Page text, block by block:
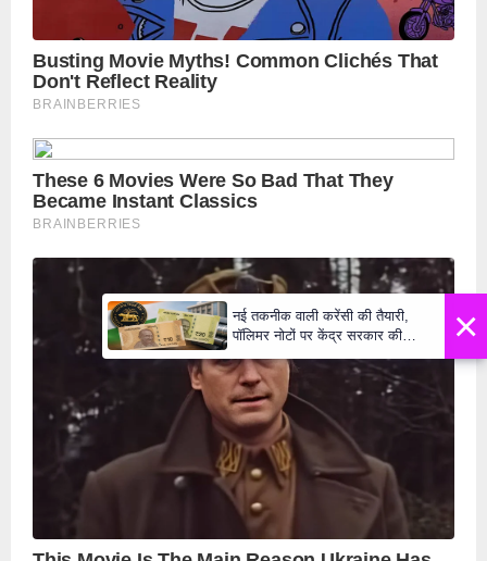
×
नई तकनीक वाली करेंसी की तैयारी,
पॉलिमर नोटों पर केंद्र सरकार की
₹10 और ₹20 के नोट - Daily Lok
Manch PM Modi U